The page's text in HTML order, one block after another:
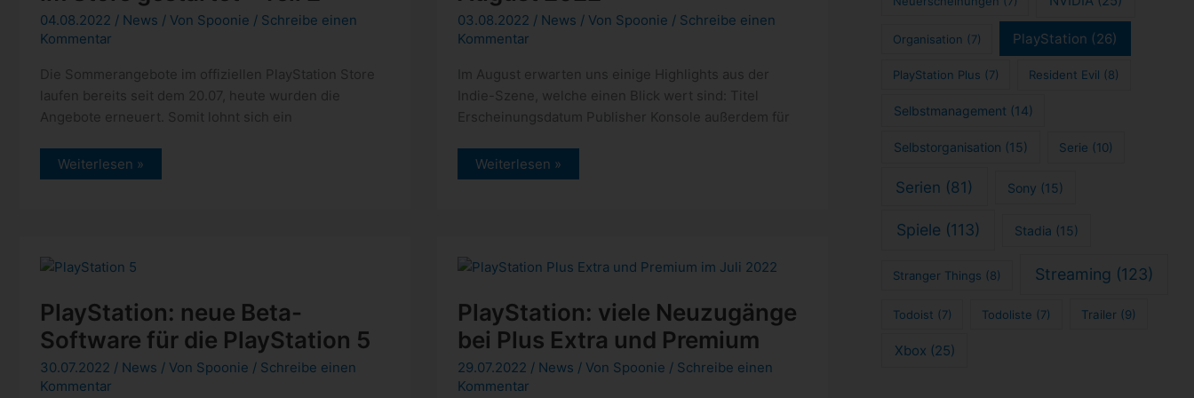
04.08.2022 / News / Von Spoonie / Schreibe einen
Kommentar
Die Sommerangebote im offiziellen PlayStation Store
laufen bereits seit dem 20.07, heute wurden die
Angebote erneuert. Somit lohnt sich ein
PlayStation:
Sommerangebote
Weiterlesen »
03.08.2022 / News / Von Spoonie / Schreibe einen
Kommentar
Im August erwarten uns einige Highlights aus der
Indie-Szene, welche einen Blick wert sind: Titel
Erscheinungsdatum Publisher Konsole außerdem für
PlayStation:
Indie-
Weiterlesen »
PlayStation: neue Beta-
Software für die PlayStation 5
30.07.2022 / News / Von Spoonie / Schreibe einen
Kommentar
PlayStation: viele Neuzugänge
bei Plus Extra und Premium
29.07.2022 / News / Von Spoonie / Schreibe einen
Kommentar
Organisation (7) PlayStation (26)
PlayStation Plus (7) Resident Evil (8)
Selbstmanagement (14)
Selbstorganisation (15) Serie (10)
Serien (81) Sony (15)
Spiele (113) Stadia (15)
Stranger Things (8) Streaming (123)
Todoist (7) Todoliste (7) Trailer (9)
Xbox (25)